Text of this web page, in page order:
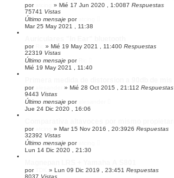
por » Mié 17 Jun 2020 , 1:0087 Respuestas
75741 Vistas
Último mensaje por
Mar 25 May 2021 , 11:38
por » Mié 19 May 2021 , 11:400 Respuestas
22319 Vistas
Último mensaje por
Mié 19 May 2021 , 11:40
por » Mié 28 Oct 2015 , 21:112 Respuestas
9443 Vistas
Último mensaje por
Jue 24 Dic 2020 , 16:06
por » Mar 15 Nov 2016 , 20:3926 Respuestas
32392 Vistas
Último mensaje por
Lun 14 Dic 2020 , 21:30
por » Lun 09 Dic 2019 , 23:451 Respuestas
8037 Vistas